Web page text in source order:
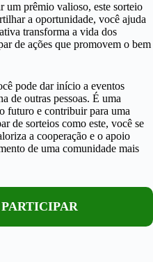
um prêmio valioso, este sorteio
a oportunidade, você ajuda
transforma a vida dos
de ações que promovem o bem
pode dar início a eventos
de outras pessoas. É uma
futuro e contribuir para uma
de sorteios como este, você se
a cooperação e o apoio
de uma comunidade mais